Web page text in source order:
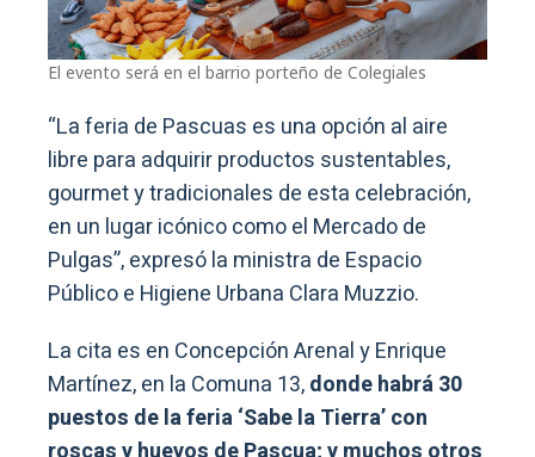
El evento será en el barrio porteño de Colegiales
“La feria de Pascuas es una opción al aire
libre para adquirir productos sustentables,
gourmet y tradicionales de esta celebración,
en un lugar icónico como el Mercado de
Pulgas”, expresó la ministra de Espacio
Público e Higiene Urbana Clara Muzzio.
La cita es en Concepción Arenal y Enrique
Martínez, en la Comuna 13,dondehabrá 30
puestos de la feria ‘Sabe la Tierra’ con